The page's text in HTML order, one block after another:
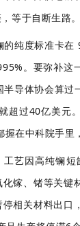
等于自断生路。
的纯度标准卡在
。要弥补这
导体协会算过
超过40亿美元
在中科院手里
艺因高纯镧短
镓、锗等关键
相关材料出口